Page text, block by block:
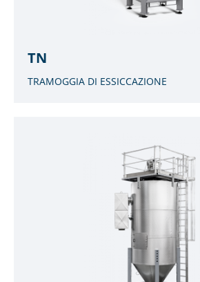
TN
TRAMOGGIA DI ESSICCAZIONE